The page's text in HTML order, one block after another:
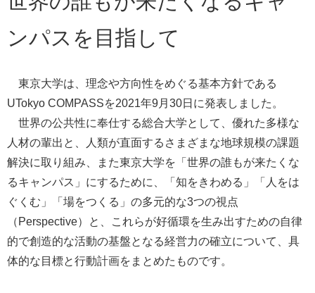
ンパスを目指して
東京大学は、理念や方向性をめぐる基本方針である
UTokyo COMPASSを2021年9月30日に発表しました。
世界の公共性に奉仕する総合大学として、優れた多様な
人材の輩出と、人類が直面するさまざまな地球規模の課題
解決に取り組み、また東京大学を「世界の誰もが来たくな
るキャンパス」にするために、「知をきわめる」「人をは
ぐくむ」「場をつくる」の多元的な3つの視点
（Perspective）と、これらが好循環を生み出すための自律
的で創造的な活動の基盤となる経営力の確立について、具
体的な目標と行動計画をまとめたものです。